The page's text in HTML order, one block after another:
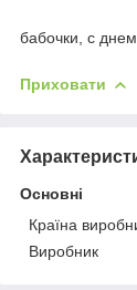
бабочки, с
Приховати
Основні
Країна
Виробник